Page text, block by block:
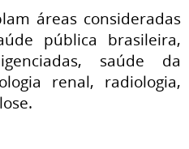
áreas consideradas
pública brasileira,
saúde da
renal, radiologia,